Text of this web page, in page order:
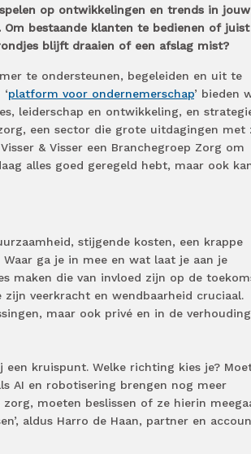
op ontwikkelingen en trends in jouw
bestaande klanten te bedienen of juist
blijft draaien of een afslag mist?
te ondersteunen, begeleiden en uit te
platform voor ondernemerschap’ bieden
leiderschap en ontwikkeling, en
een sector die grote uitdagingen met
& Visser een Branchegroep Zorg om
alles goed geregeld hebt, maar ook
stijgende kosten, een krappe
ga je in mee en wat laat je aan je
maken die van invloed zijn op de
veerkracht en wendbaarheid cruciaal.
maar ook privé en in de
kruispunt. Welke richting kies je?
AI en robotisering brengen nog meer
moeten beslissen of ze hierin
aldus Harro de Haan, partner en